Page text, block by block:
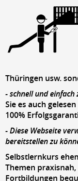
Thüringen usw.
- schnell und einfach
Sie es auch
100%
- Diese Webseite
bereitstellen zu
Selbstlernkurs
Themen
Fortbildungen